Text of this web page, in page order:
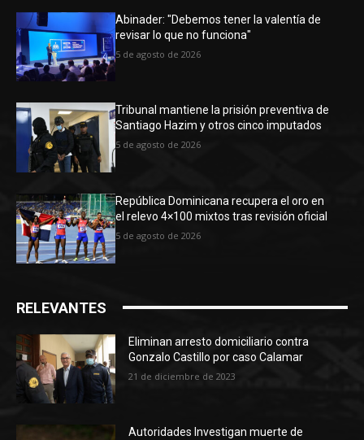
Abinader: "Debemos tener la valentía de
revisar lo que no funciona"
5 de agosto de 2026
Tribunal mantiene la prisión preventiva de
Santiago Hazim y otros cinco imputados
5 de agosto de 2026
República Dominicana recupera el oro en
el relevo 4×100 mixtos tras revisión oficial
5 de agosto de 2026
RELEVANTES
Eliminan arresto domiciliario contra
Gonzalo Castillo por caso Calamar
21 de diciembre de 2023
Autoridades Investigan muerte de